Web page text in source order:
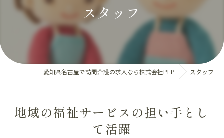
スタッフ
愛知県名古屋で訪問介護の求人なら株式会社PEP スタッフ
地域の福祉サービスの担い手とし
て活躍